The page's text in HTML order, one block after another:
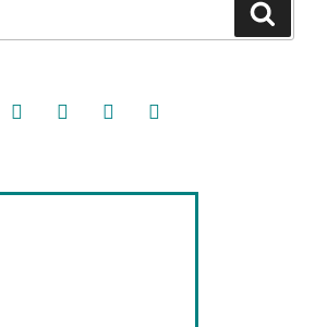
mastodoninstagramthreads goodreads